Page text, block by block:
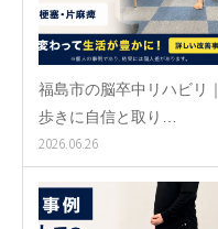
福島市の脳卒中リハビリ｜
歩きに自信と取り…
2026.06.26